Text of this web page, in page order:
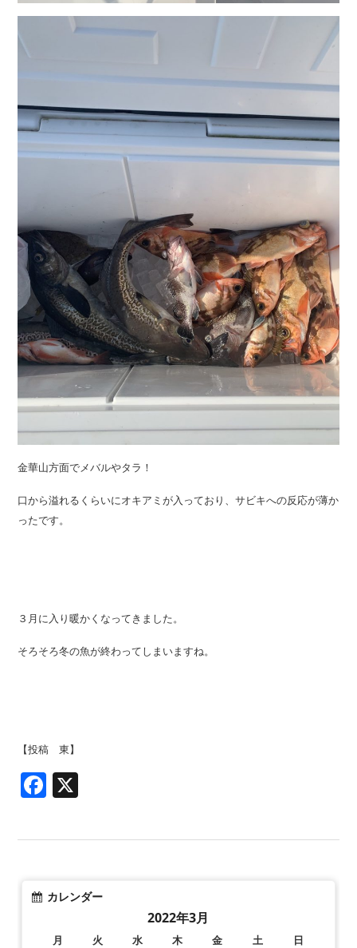
金華山方面でメバルやタラ！
口から溢れるくらいにオキアミが入っており、サビキへの反応が薄か
ったです。
３月に入り暖かくなってきました。
そろそろ冬の魚が終わってしまいますね。
【投稿 東】
Facebook
カレンダー
2022年3月
月 火 水 木 金 土 日